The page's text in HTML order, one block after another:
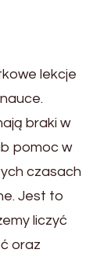
lekcje
braki w
pomoc w
czasach
Jest to
liczyć
oraz